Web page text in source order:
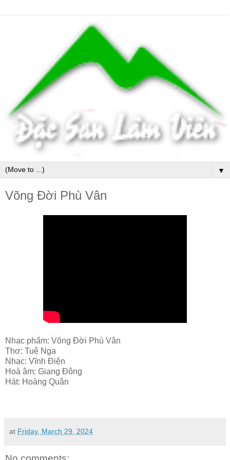
▼
Võng Đời Phù Vân
Nhạc phẩm: Võng Đời Phù Vân
Thơ: Tuệ Nga
Nhạc: Vĩnh Điện
Hoà âm: Giang Đông
Hát: Hoàng Quân
at Friday, March 29, 2024